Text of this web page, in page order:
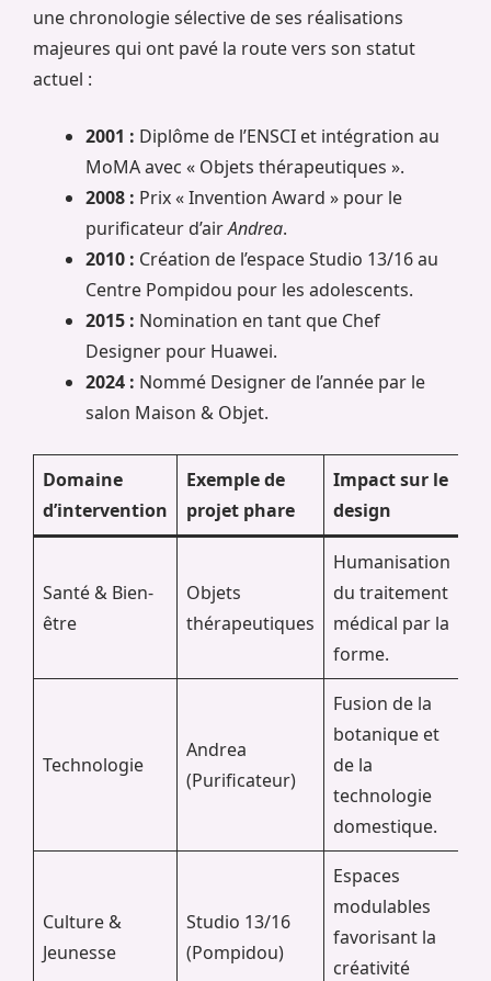
une chronologie sélective de ses réalisations
majeures qui ont pavé la route vers son statut
actuel :
2001 : Diplôme de l’ENSCI et intégration au
MoMA avec « Objets thérapeutiques ».
2008 : Prix « Invention Award » pour le
purificateur d’airAndrea.
2010 : Création de l’espace Studio 13/16 au
Centre Pompidou pour les adolescents.
2015 : Nomination en tant que Chef
Designer pour Huawei.
2024 : Nommé Designer de l’année par le
salon Maison & Objet.
Domaine
d’intervention
Exemple de
projet phare
Impact sur le
design
Santé & Bien-
être
Objets
thérapeutiques
Humanisation
du traitement
médical par la
forme.
Technologie
Andrea
(Purificateur)
Fusion de la
botanique et
de la
technologie
domestique.
Culture &
Jeunesse
Studio 13/16
(Pompidou)
Espaces
modulables
favorisant la
créativité